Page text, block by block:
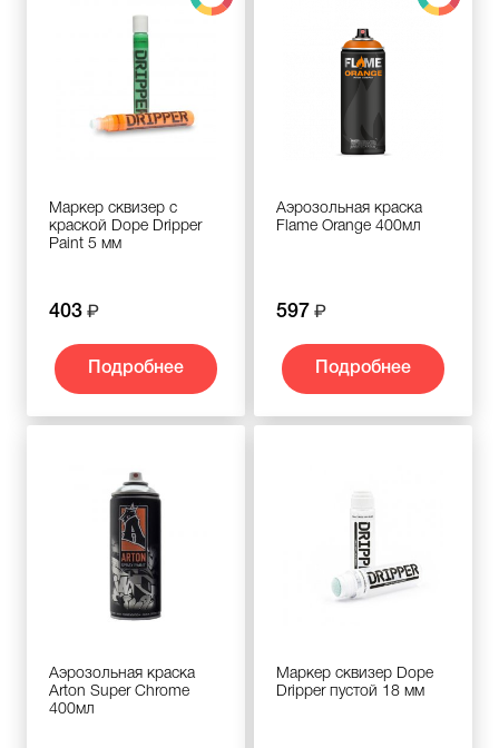
Маркер сквизер с
краской Dope Dripper
Paint 5 мм
403
Подробнее
Аэрозольная краска
Flame Orange 400мл
597
Подробнее
Аэрозольная краска
Arton Super Chrome
400мл
Маркер сквизер Dope
Dripper пустой 18 мм